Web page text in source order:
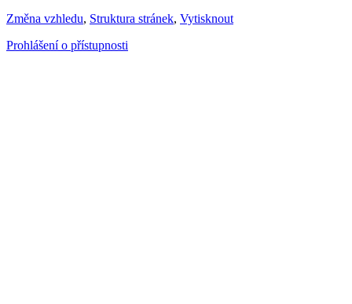
Změna vzhledu, Struktura stránek, Vytisknout
Prohlášení o přístupnosti